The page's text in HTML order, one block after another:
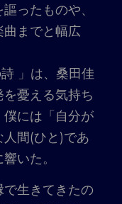
ったものや、
までと幅広
」は、桑田佳
憂える気持ち
には「自分が
間(ひと)であ
いた。
生きてきたの